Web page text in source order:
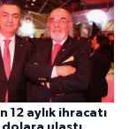
12 aylık ihracatı